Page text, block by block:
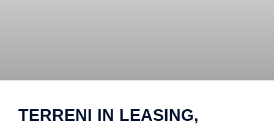
TERRENI IN LEASING,